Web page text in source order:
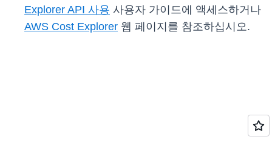
Explorer API 사용 사용자 가이드에 액세스하거나
AWS Cost Explorer 웹 페이지를 참조하십시오.